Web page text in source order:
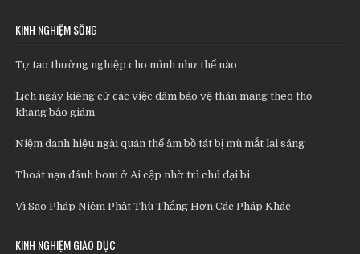
KINH NGHIỆM SỐNG
Tự tạo thường nghiệp cho mình như thế nào
Lịch ngày kiêng cử các việc dâm bảo vệ thân mạng theo thọ
khang bảo giám
Niệm danh hiệu ngài quán thế âm bồ tát bị mù mắt lại sáng
Thoát nạn đánh bom ở Ai cập nhờ trì chú đại bi
Vì Sao Pháp Niệm Phật Thù Thắng Hơn Các Pháp Khác
KINH NGHIỆM GIÁO DỤC